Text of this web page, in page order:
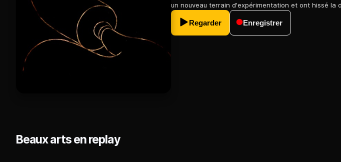
un nouveau terrain d'expérimentation et ont hissé la
Regarder Enregistrer
Beaux arts en replay